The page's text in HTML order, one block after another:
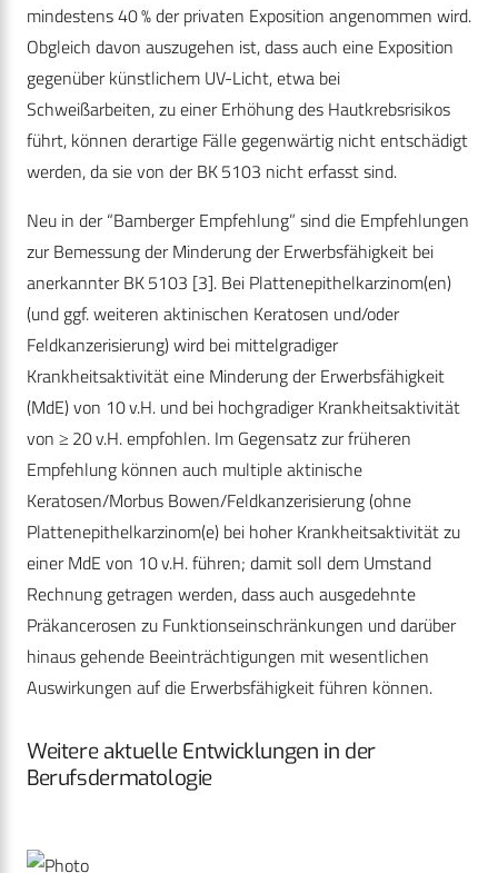
mindestens 40 % der privaten Exposition angenommen wird.
Obgleich davon auszugehen ist, dass auch eine Exposition
gegenüber künstlichem UV-Licht, etwa bei
Schweißarbeiten, zu einer Erhöhung des Hautkrebsrisikos
führt, können derartige Fälle gegenwärtig nicht entschädigt
werden, da sie von der BK 5103 nicht erfasst sind.
Neu in der “Bamberger Empfehlung” sind die Empfehlungen
zur Bemessung der Minderung der Erwerbsfähigkeit bei
anerkannter BK 5103 [3]. Bei Plattenepithelkarzinom(en)
(und ggf. weiteren aktinischen Keratosen und/oder
Feldkanzerisierung) wird bei mittelgradiger
Krankheitsaktivität eine Minderung der Erwerbsfähigkeit
(MdE) von 10 v.H. und bei hochgradiger Krankheitsaktivität
von ≥ 20 v.H. empfohlen. Im Gegensatz zur früheren
Empfehlung können auch multiple aktinische
Keratosen/Morbus Bowen/Feldkanzerisierung (ohne
Plattenepithelkarzinom(e) bei hoher Krankheitsaktivität zu
einer MdE von 10 v.H. führen; damit soll dem Umstand
Rechnung getragen werden, dass auch ausgedehnte
Präkancerosen zu Funktionseinschränkungen und darüber
hinaus gehende Beeinträchtigungen mit wesentlichen
Auswirkungen auf die Erwerbsfähigkeit führen können.
Weitere aktuelle Entwicklungen in der
Berufsdermatologie